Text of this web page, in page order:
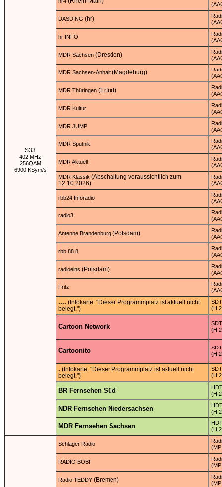
S33
402 MHz
256QAM
6900 KSym/s
DASDING (hr)
hr INFO
MDR Sachsen (Dresden)
MDR Sachsen-Anhalt (Magdeburg)
MDR Thüringen (Erfurt)
MDR Kultur
MDR JUMP
MDR Sputnik
MDR Aktuell
MDR Klassik (Abschaltung voraussichtlich zum
12.10.2026)
rbb24 Inforadio
radio3
Antenne Brandenburg (Potsdam)
rbb 88.8
radioeins (Potsdam)
Fritz
.... (Infokarte: "Dieser Programmplatz ist aktuell nicht
belegt.")
Cartoon Network
Cartoonito
. (Infokarte: "Dieser Programmplatz ist aktuell nicht
belegt.")
BR Fernsehen Süd
NDR Fernsehen Niedersachsen
MDR Fernsehen Sachsen
Schlager Radio
RADIO BOB!
Radio TEDDY (Bremen)